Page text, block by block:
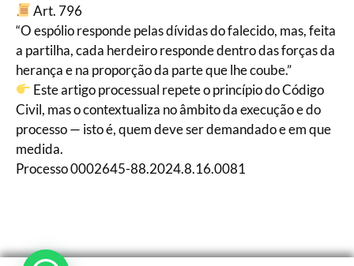
Art. 796
“O espólio responde pelas dívidas do falecido, mas, feita
a partilha, cada herdeiro responde dentro das forças da
herança e na proporção da parte que lhe coube.”
Este artigo processual repete o princípio do Código
Civil, mas o contextualiza no âmbito da execução e do
processo — isto é, quem deve ser demandado e em que
medida.
Processo 0002645-88.2024.8.16.0081